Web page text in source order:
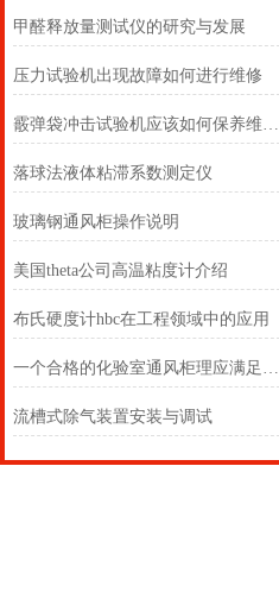
甲醛释放量测试仪的研究与发展
压力试验机出现故障如何进行维修
霰弹袋冲击试验机应该如何保养维护才好
落球法液体粘滞系数测定仪
玻璃钢通风柜操作说明
美国theta公司高温粘度计介绍
布氏硬度计hbc在工程领域中的应用
一个合格的化验室通风柜理应满足以下几点要求
流槽式除气装置安装与调试